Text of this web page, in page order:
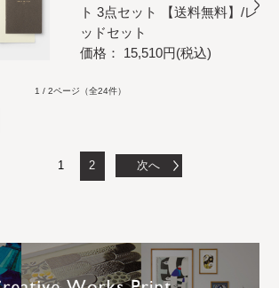
ト 3点セット 【送料無料】/レ
ッドセット
価格： 15,510円(税込)
1 / 2ページ （全24件）
1 2 次へ